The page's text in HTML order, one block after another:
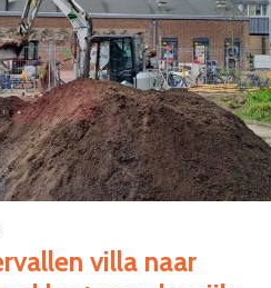
villa naar